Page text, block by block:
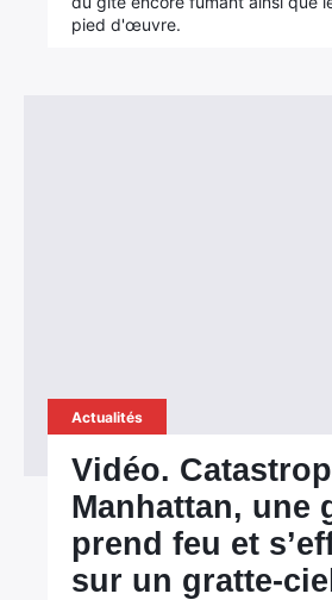
pied d'œuvre.
Actualités
Vidéo.
Manhattan, une
prend feu et
sur un gratte-ciel